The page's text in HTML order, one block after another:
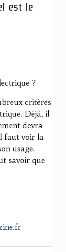
est le
?
critères
Déjà, il
devra
faut voir la
usage.
savoir que